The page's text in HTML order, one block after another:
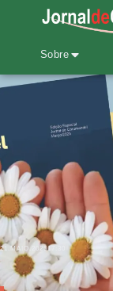
Sobre
21.MAIO.202517:30